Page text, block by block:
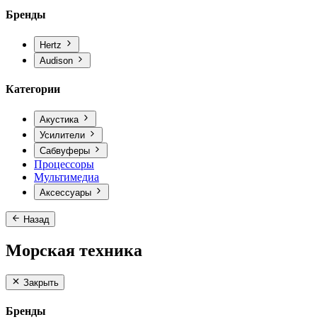
Бренды
Hertz
Audison
Категории
Акустика
Усилители
Сабвуферы
Процессоры
Мультимедиа
Аксессуары
Назад
Морская техника
Закрыть
Бренды